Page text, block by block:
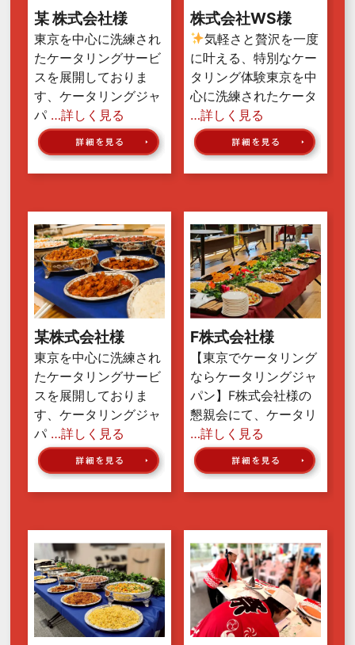
某 株式会社様
東京を中心に洗練され
たケータリングサービ
スを展開しておりま
す、ケータリングジャ
パ …詳しく見る
株式会社WS様
気軽さと贅沢を一度
に叶える、特別なケー
タリング体験東京を中
心に洗練されたケータ
…詳しく見る
某株式会社様
東京を中心に洗練され
たケータリングサービ
スを展開しておりま
す、ケータリングジャ
パ …詳しく見る
F株式会社様
【東京でケータリング
ならケータリングジャ
パン】F株式会社様の
懇親会にて、ケータリ
…詳しく見る